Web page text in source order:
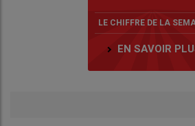
LE CHIFFRE DE LA
EN SAVOIR